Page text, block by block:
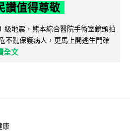
讚值得尊敬
級地震，熊本綜合醫院手術室鏡頭拍
不亂保護病人，更馬上開逃生門確
全文
康